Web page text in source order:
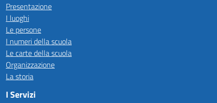
Presentazione
I luoghi
Le persone
I numeri della scuola
Le carte della scuola
Organizzazione
La storia
I Servizi